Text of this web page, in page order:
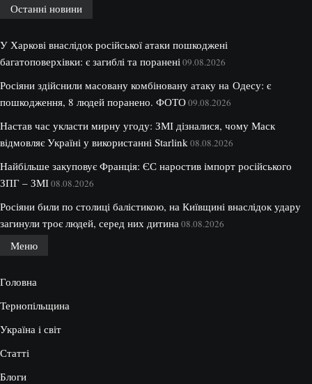
Останні новини
У Харкові внаслідок російської атаки пошкоджені
багатоповерхівки: є загиблі та поранені 09.08.2026
Росіяни здійснили масовану комбіновану атаку на Одесу: є
пошкодження, 8 людей поранено. ФОТО09.08.2026
Настав час укласти мирну угоду: ЗМІ дізналися, чому Маск
відмовляє Україні у використанні Starlink 08.08.2026
Найбільше закуповує Франція: ЄС наростив імпорт російського
ЗПГ – ЗМІ08.08.2026
Росіяни били по столиці балістикою, на Київщині внаслідок удару
загинули троє людей, серед них дитина 08.08.2026
Меню
Головна
Тернопільщина
Україна і світ
Статті
Блоги